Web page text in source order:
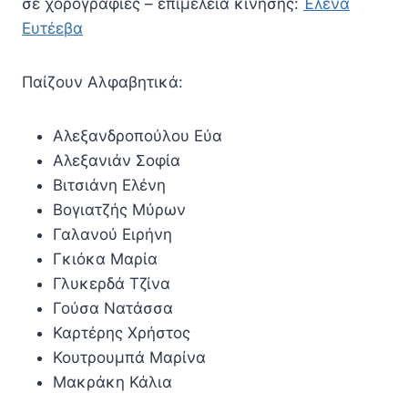
σε χορογραφίες – επιμέλεια κίνησης: Έλενα
Ευτέεβα
Παίζουν Aλφαβητικά:
Αλεξανδροπούλου Εύα
Αλεξανιάν Σοφία
Βιτσιάνη Ελένη
Βογιατζής Μύρων
Γαλανού Ειρήνη
Γκιόκα Μαρία
Γλυκερδά Τζίνα
Γούσα Νατάσσα
Καρτέρης Χρήστος
Κουτρουμπά Μαρίνα
Μακράκη Κάλια